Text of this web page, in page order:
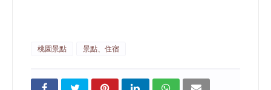
桃園景點 景點、住宿